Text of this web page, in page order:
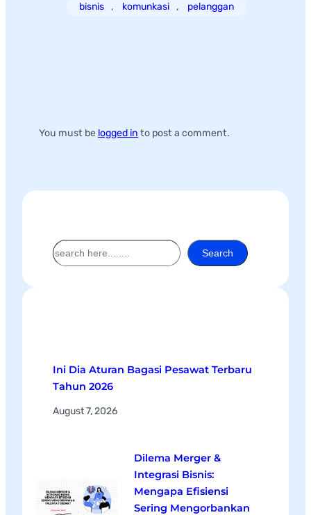
bisnis , komunkasi , pelanggan
You must be logged in to post a comment.
S
e
Search
Ini Dia Aturan Bagasi Pesawat Terbaru
Tahun 2026
August 7, 2026
Dilema Merger &
Integrasi Bisnis:
Mengapa Efisiensi
Sering Mengorbankan